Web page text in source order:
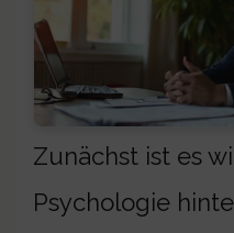
Zunächst ist es
Psychologie